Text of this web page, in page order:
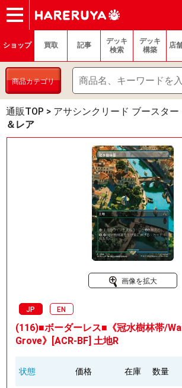
ショップ
買取
記事
デッキ検索
デッキ構築
選手一覧
店舗一覧
イベント
ヘルプ
お問い合わせ ログイン／会員登録
マイページ
ショップ 買取 記事
デッキ
検索
デッキ
構築
店
商品カテゴリ
通販TOP > アサシンクリード ブースター
＆レア
画像を拡大
JP EN
(116)■ボーダーレス■《冠水樹林帯/
Grove》[ACR-BF] 土地R
状態 価格 在庫 数量